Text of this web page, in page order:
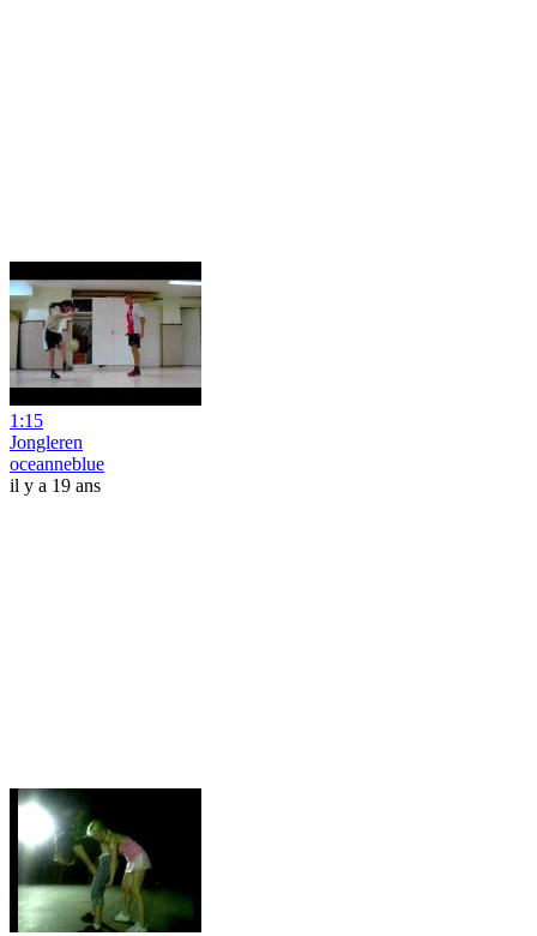
1:15
Jongleren
oceanneblue
il y a 19 ans